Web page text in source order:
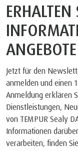
ERHALTEN
ANGEBOTE
Jetzt für den
anmelden und einen
Anmeldung erklären
Dienstleistungen,
von TEMPUR Sealy
Informationen
verarbeiten, finden